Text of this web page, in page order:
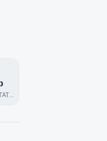
МАКС. ДВИГАТЕЛЬ